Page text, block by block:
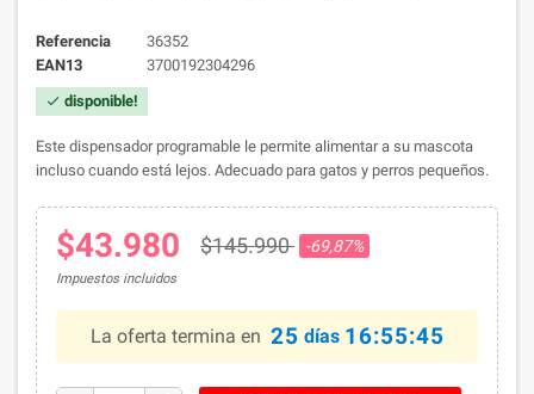
Referencia
36352
EAN13
3700192304296
check disponible!
Este dispensador programable le permite alimentar a su mascota
incluso cuando está lejos. Adecuado para gatos y perros pequeños.
$43.980 $145.990 -69,87%
Impuestos incluidos
La oferta termina en 25 días 16:55:44